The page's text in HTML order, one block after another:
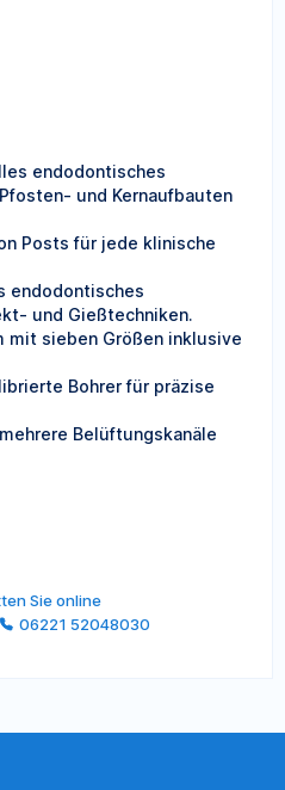
endodontisches
und Kernaufbauten
Posts für jede klinische
endodontisches
und Gießtechniken.
mit sieben Größen inklusive
Bohrer für präzise
Belüftungskanäle
Sie online
06221 52048030